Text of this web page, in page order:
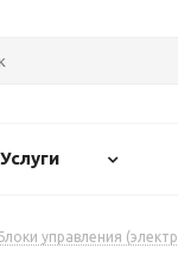
Услуги
управления